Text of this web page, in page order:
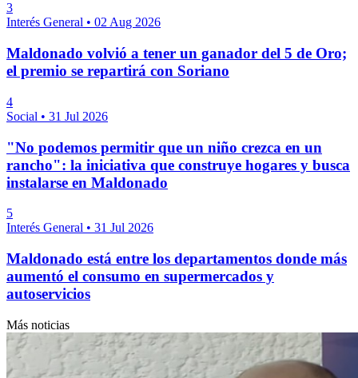
3
Interés General • 02 Aug 2026
Maldonado volvió a tener un ganador del 5 de Oro;
el premio se repartirá con Soriano
4
Social • 31 Jul 2026
"No podemos permitir que un niño crezca en un
rancho": la iniciativa que construye hogares y busca
instalarse en Maldonado
5
Interés General • 31 Jul 2026
Maldonado está entre los departamentos donde más
aumentó el consumo en supermercados y
autoservicios
Más noticias